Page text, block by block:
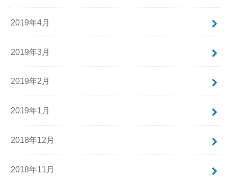
2019年4月
2019年3月
2019年2月
2019年1月
2018年12月
2018年11月